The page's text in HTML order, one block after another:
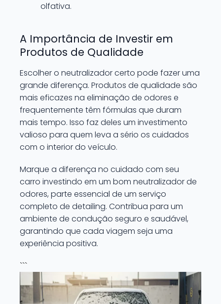
olfativa.
A Importância de Investir em
Produtos de Qualidade
Escolher o neutralizador certo pode fazer uma
grande diferença. Produtos de qualidade são
mais eficazes na eliminação de odores e
frequentemente têm fórmulas que duram
mais tempo. Isso faz deles um investimento
valioso para quem leva a sério os cuidados
com o interior do veículo.
Marque a diferença no cuidado com seu
carro investindo em um bom neutralizador de
odores, parte essencial de um serviço
completo de detailing. Contribua para um
ambiente de condução seguro e saudável,
garantindo que cada viagem seja uma
experiência positiva.
```